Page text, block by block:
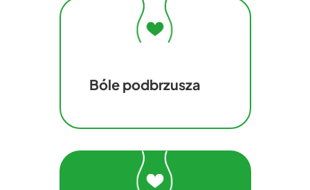
Bóle podbrzusza